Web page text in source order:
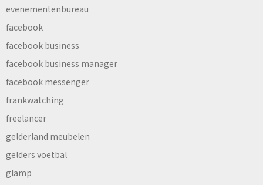
evenementenbureau
facebook
facebook business
facebook business manager
facebook messenger
frankwatching
freelancer
gelderland meubelen
gelders voetbal
glamp